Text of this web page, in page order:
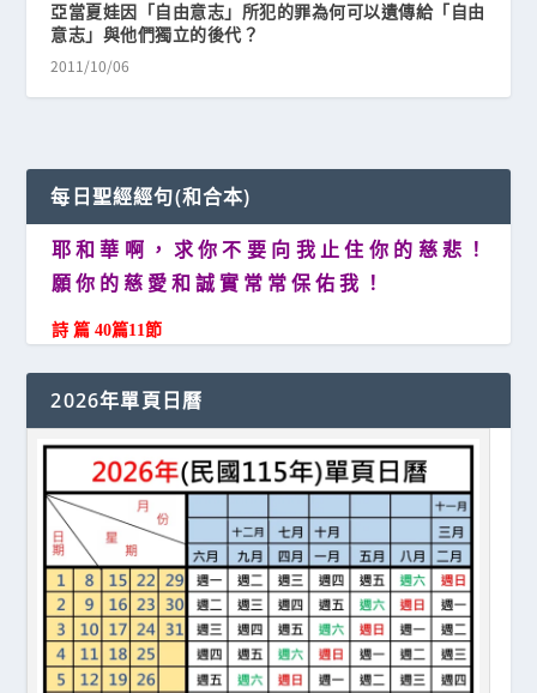
亞當夏娃因「自由意志」所犯的罪為何可以遺傳給「自由
意志」與他們獨立的後代？
2011/10/06
每日聖經經句(和合本)
耶 和 華 啊 ， 求 你 不 要 向 我 止 住 你 的 慈 悲 ！
願 你 的 慈 愛 和 誠 實 常 常 保 佑 我 ！
詩 篇 40篇11節
2026年單頁日曆